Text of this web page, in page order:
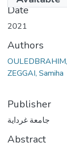
Date
2021
Authors
ZEGGAI, Samiha
Publisher
جامعة غرداية
Abstract